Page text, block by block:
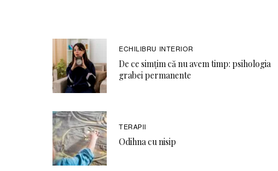
ECHILIBRU INTERIOR
De ce simțim că nu avem timp: psihologia
grabei permanente
TERAPII
Odihna cu nisip